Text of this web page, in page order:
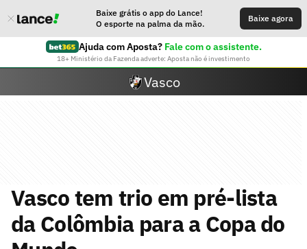
Baixe grátis o app do Lance!
O esporte na palma da mão.
Baixe agora
Ajuda com Aposta? Fale com o assistente.
18+ Ministério da Fazenda adverte: Aposta não é investimento
Vasco
Vasco tem trio em pré-lista
da Colômbia para a Copa do